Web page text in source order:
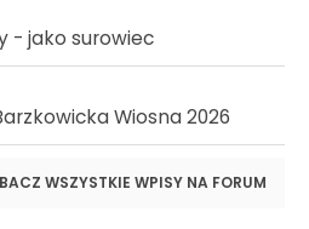
- jako surowiec
Wiosna 2026
WSZYSTKIE WPISY NA FORUM